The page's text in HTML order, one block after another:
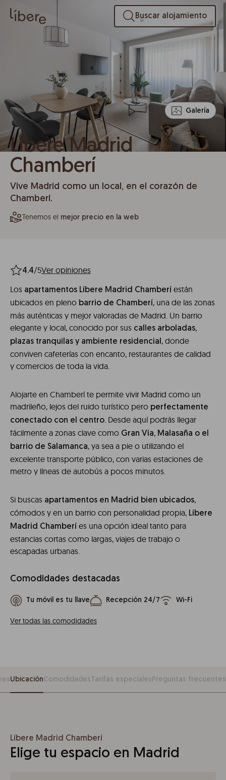
Buscar alojamiento
Galería
Líbere Madrid
Chamberí
Vive Madrid como un local, en el corazón de
Chamberí.
Tenemos el mejor precio en la web
4.4/5Ver opiniones
Los apartamentos Líbere Madrid Chamberí están
ubicados en pleno barrio de Chamberí, una de las zonas
más auténticas y mejor valoradas de Madrid. Un barrio
elegante y local, conocido por sus calles arboladas,
plazas tranquilas y ambiente residencial , donde
conviven cafeterías con encanto, restaurantes de calidad
y comercios de toda la vida.
Alojarte en Chamberí te permite vivir Madrid como un
madrileño, lejos del ruido turístico pero perfectamente
conectado con el centro. Desde aquí podrás llegar
fácilmente a zonas clave como Gran Vía, Malasaña o el
barrio de Salamanca, ya sea a pie o utilizando el
excelente transporte público, con varias estaciones de
metro y líneas de autobús a pocos minutos.
Si buscas apartamentos en Madrid bien ubicados,
cómodos y en un barrio con personalidad propia, Líbere
Madrid Chamberí es una opción ideal tanto para
estancias cortas como largas, viajes de trabajo o
escapadas urbanas.
Comodidades destacadas
Tu móvil es tu llave Recepción 24/7 Wi-Fi
Ver todas las comodidades
UbicaciónComodidades Tarifas especialesPreguntas frecuentes
Líbere Madrid Chamberí
Elige tu espacio en Madrid